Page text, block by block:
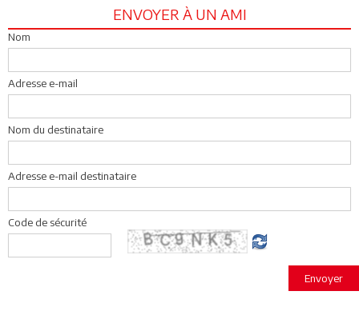
ENVOYER À UN AMI
Nom
Adresse e-mail
Nom du destinataire
Adresse e-mail destinataire
Code de sécurité
Envoyer